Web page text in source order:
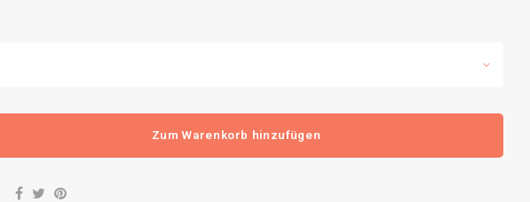
Zum Warenkorb hinzufügen